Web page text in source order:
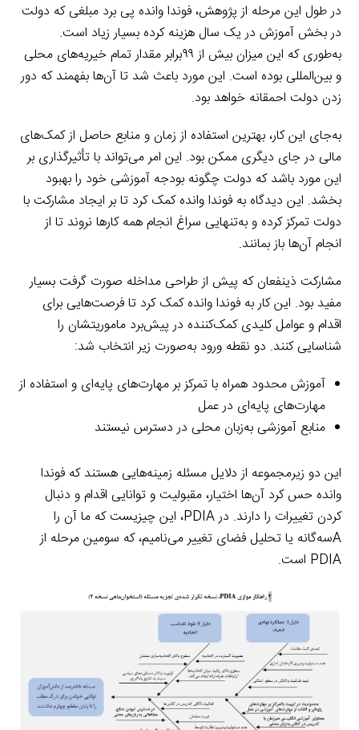
در طول این مرحله از پژوهش، فوندا وانده پی برد مبلغی که دولت
در بخش آموزش در یک سال هزینه کرده بسیار زیاد است.
به‌طوری که این میزان بیش از ۹۹برابر مقدار تمام خیریه‌های محلی
و بین‌المللی بوده است. این مورد باعث شد تا آن‌ها بفهمند که دور
زدن دولت احمقانه خواهد بود.
به‌جای این کار، بهترین استفاده از زمان و منابع حاصل از کمک‌های
مالی در جای دیگری ممکن بود. این امر می‌تواند با تأثیرگذاری بر
این مورد باشد که دولت چگونه بودجه آموزشی خود را بهبود
بخشد. این دیدگاه به فوندا وانده کمک کرد تا بر ایجاد مشارکت با
دولت تمرکز کرده و به‌تنهایی سراغ انجام همه کارها نروند تا از
انجام آن‌ها باز بمانند.
مشارکت ذینفعان که پیش از طراحی مداخله صورت گرفت بسیار
مفید بود. این کار به فوندا وانده کمک کرد تا فرصت‌هایی برای
اقدام و عوامل کلیدی کمک‌کننده در پیش‌برد ماموریتشان را
شناسایی کنند. دو نقطه ورود به‌صورت زیر انتخاب شد:
آموزش محدود همراه با تمرکز بر مهارت‌های پایه‌ای و استفاده از
مهارت‌های پایه‌ای در عمل
منابع آموزشی به‌زبان محلی در دسترس نیستند
این دو زیرمجموعه از دلایل مسئله زمینه‌هایی هستند که فوندا
وانده حس کرد آن‌ها اختیار، مقبولیت و توانایی اقدام و دنبال
کردن تغییرات را دارند. در PDIA، این چیزیست که ما آن را
Aسه‌گانه یا تحلیل فضای تغییر می‌نامیم، که سومین مرحله از
PDIA است.